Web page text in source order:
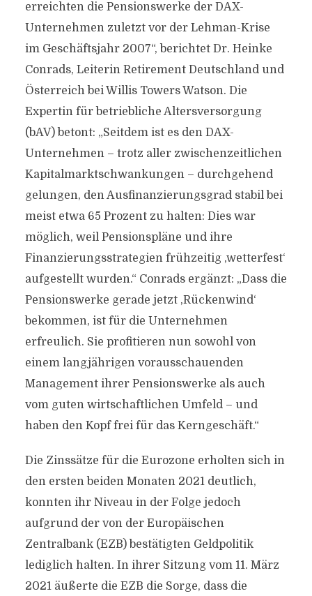
erreichten die Pensionswerke der DAX-
Unternehmen zuletzt vor der Lehman-Krise
im Geschäftsjahr 2007“, berichtet Dr. Heinke
Conrads, Leiterin Retirement Deutschland und
Österreich bei Willis Towers Watson. Die
Expertin für betriebliche Altersversorgung
(bAV) betont: „Seitdem ist es den DAX-
Unternehmen – trotz aller zwischenzeitlichen
Kapitalmarktschwankungen – durchgehend
gelungen, den Ausfinanzierungsgrad stabil bei
meist etwa 65 Prozent zu halten: Dies war
möglich, weil Pensionspläne und ihre
Finanzierungsstrategien frühzeitig ‚wetterfest‘
aufgestellt wurden.“ Conrads ergänzt: „Dass die
Pensionswerke gerade jetzt ‚Rückenwind‘
bekommen, ist für die Unternehmen
erfreulich. Sie profitieren nun sowohl von
einem langjährigen vorausschauenden
Management ihrer Pensionswerke als auch
vom guten wirtschaftlichen Umfeld – und
haben den Kopf frei für das Kerngeschäft.“
Die Zinssätze für die Eurozone erholten sich in
den ersten beiden Monaten 2021 deutlich,
konnten ihr Niveau in der Folge jedoch
aufgrund der von der Europäischen
Zentralbank (EZB) bestätigten Geldpolitik
lediglich halten. In ihrer Sitzung vom 11. März
2021 äußerte die EZB die Sorge, dass die